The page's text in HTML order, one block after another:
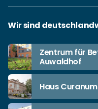
Wir sind
Zentrum für
Auwaldhof
Haus